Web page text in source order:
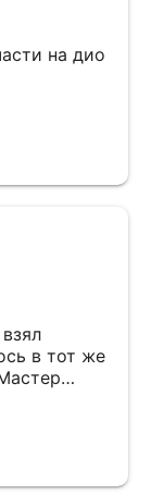
на дио
в тот же